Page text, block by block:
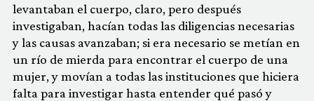
levantaban el cuerpo, claro, pero después
investigaban, hacían todas las diligencias necesarias
y las causas avanzaban; si era necesario se metían en
un río de mierda para encontrar el cuerpo de una
mujer, y movían a todas las instituciones que hiciera
falta para investigar hasta entender qué pasó y